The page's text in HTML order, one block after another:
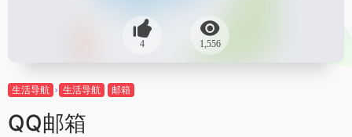
4 1,556
生活导航 生活导航 邮箱
QQ邮箱